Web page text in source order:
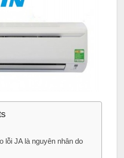
lỗi JA là nguyên nhân do